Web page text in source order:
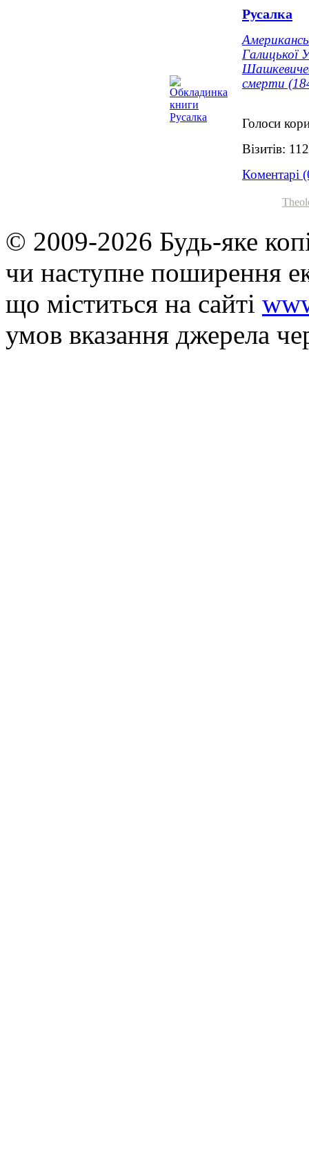
Русалка
Галицької
смерти
Голоси
Візитів:
Коментарі
© 2009-2026 Будь-яке
чи наступне поширення
що мiститься на сайті
умов вказання джерела